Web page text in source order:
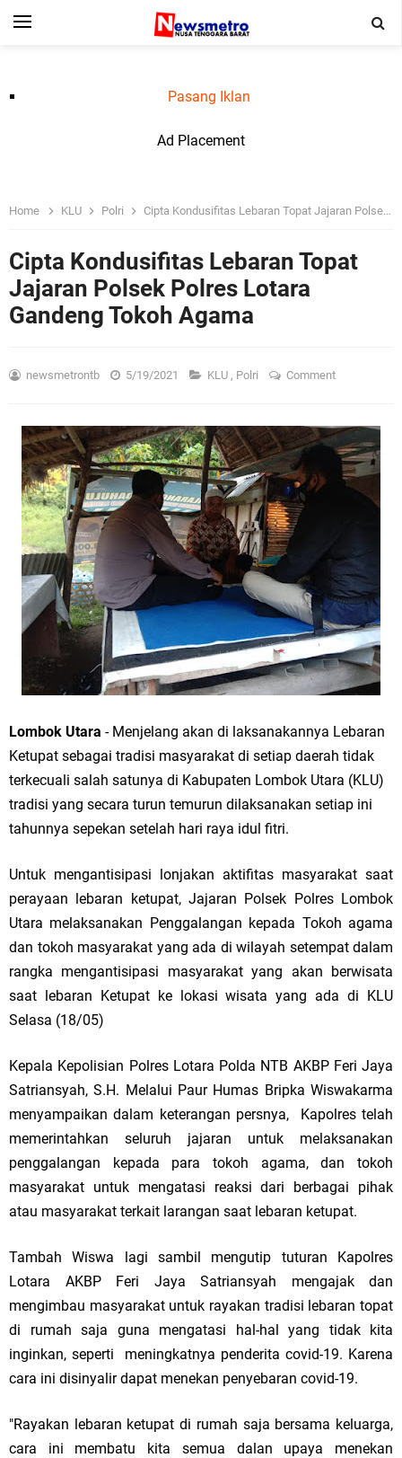
Pasang Iklan
Ad Placement
Home KLU Polri Cipta Kondusifitas Lebaran Topat Jajaran Polsek Polres Lotara Gandeng Tokoh Agama
Cipta Kondusifitas Lebaran Topat
Jajaran Polsek Polres Lotara
Gandeng Tokoh Agama
newsmetrontb 5/19/2021 KLU , Polri Comment
Lombok Utara - Menjelang akan di laksanakannya Lebaran
Ketupat sebagai tradisi masyarakat di setiap daerah tidak
terkecuali salah satunya di Kabupaten Lombok Utara (KLU)
tradisi yang secara turun temurun dilaksanakan setiap ini
tahunnya sepekan setelah hari raya idul fitri.
Untuk mengantisipasi lonjakan aktifitas masyarakat saat
perayaan lebaran ketupat, Jajaran Polsek Polres Lombok
Utara melaksanakan Penggalangan kepada Tokoh agama
dan tokoh masyarakat yang ada di wilayah setempat dalam
rangka mengantisipasi masyarakat yang akan berwisata
saat lebaran Ketupat ke lokasi wisata yang ada di KLU
Selasa (18/05)
Kepala Kepolisian Polres Lotara Polda NTB AKBP Feri Jaya
Satriansyah, S.H. Melalui Paur Humas Bripka Wiswakarma
menyampaikan dalam keterangan persnya, Kapolres telah
memerintahkan seluruh jajaran untuk melaksanakan
penggalangan kepada para tokoh agama, dan tokoh
masyarakat untuk mengatasi reaksi dari berbagai pihak
atau masyarakat terkait larangan saat lebaran ketupat.
Tambah Wiswa lagi sambil mengutip tuturan Kapolres
Lotara AKBP Feri Jaya Satriansyah mengajak dan
mengimbau masyarakat untuk rayakan tradisi lebaran topat
di rumah saja guna mengatasi hal-hal yang tidak kita
inginkan, seperti meningkatnya penderita covid-19. Karena
cara ini disinyalir dapat menekan penyebaran covid-19.
"Rayakan lebaran ketupat di rumah saja bersama keluarga,
cara ini membatu kita semua dalan upaya menekan